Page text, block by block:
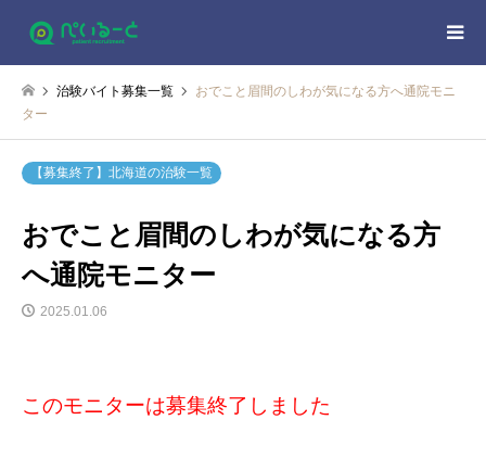
治験バイト募集一覧
おでこと眉間のしわが気になる方へ通院モニ
ター
【募集終了】北海道の治験一覧
おでこと眉間のしわが気になる方
へ通院モニター
2025.01.06
このモニターは募集終了しました